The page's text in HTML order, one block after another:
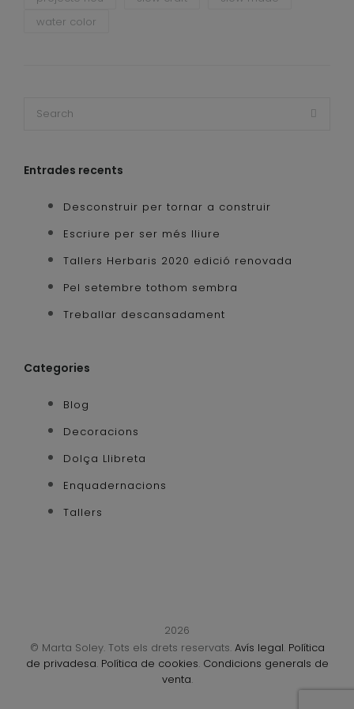
water color
Entrades recents
Desconstruir per tornar a construir
Escriure per ser més lliure
Tallers Herbaris 2020 edició renovada
Pel setembre tothom sembra
Treballar descansadament
Categories
Blog
Decoracions
Dolça Llibreta
Enquadernacions
Tallers
2026
© Marta Soley. Tots els drets reservats. Avís legal. Política
de privadesa. Política de cookies. Condicions generals de
venta.